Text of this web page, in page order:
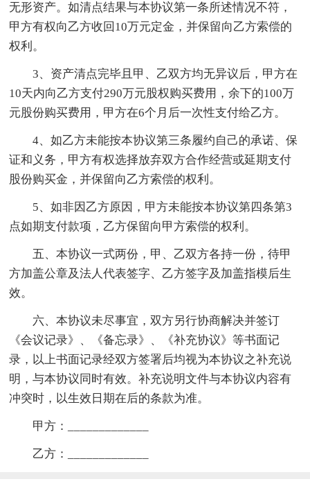
无形资产。如清点结果与本协议第一条所述情况不符，
甲方有权向乙方收回10万元定金，并保留向乙方索偿的
权利。
3、资产清点完毕且甲、乙双方均无异议后，甲方在
10天内向乙方支付290万元股权购买费用，余下的100万
元股份购买费用，甲方在6个月后一次性支付给乙方。
4、如乙方未能按本协议第三条履约自己的承诺、保
证和义务，甲方有权选择放弃双方合作经营或延期支付
股份购买金，并保留向乙方索偿的权利。
5、如非因乙方原因，甲方未能按本协议第四条第3
点如期支付款项，乙方保留向甲方索偿的权利。
五、本协议一式两份，甲、乙双方各持一份，待甲
方加盖公章及法人代表签字、乙方签字及加盖指模后生
效。
六、本协议未尽事宜，双方另行协商解决并签订
《会议记录》、《备忘录》、《补充协议》等书面记
录，以上书面记录经双方签署后均视为本协议之补充说
明，与本协议同时有效。补充说明文件与本协议内容有
冲突时，以生效日期在后的条款为准。
甲方：_____________
乙方：_____________